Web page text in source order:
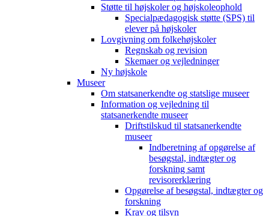
Støtte til højskoler og højskoleophold
Specialpædagogisk støtte (SPS) til
elever på højskoler
Lovgivning om folkehøjskoler
Regnskab og revision
Skemaer og vejledninger
Ny højskole
Museer
Om statsanerkendte og statslige museer
Information og vejledning til
statsanerkendte museer
Driftstilskud til statsanerkendte
museer
Indberetning af opgørelse af
besøgstal, indtægter og
forskning samt
revisorerklæring
Opgørelse af besøgstal, indtægter og
forskning
Krav og tilsyn